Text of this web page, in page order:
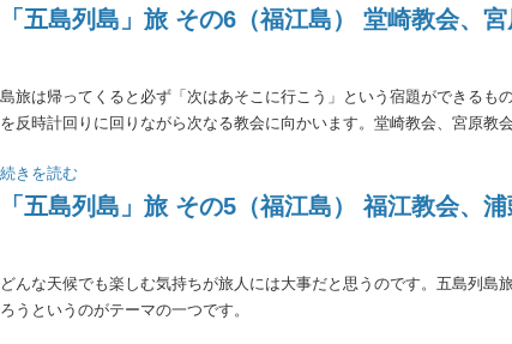
「五島列島」旅 その6（福江島） 堂崎教会、
島旅は帰ってくると必ず「次はあそこに行こう」という宿題ができる
を反時計回りに回りながら次なる教会に向かいます。堂崎教会、宮原教
続きを読む
「五島列島」旅 その5（福江島） 福江教会、
どんな天候でも楽しむ気持ちが旅人には大事だと思うのです。五島列
ろうというのがテーマの一つです。